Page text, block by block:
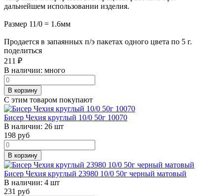
дальнейшем использовании изделия.
Размер 11/0 = 1.6мм
Продается в запаянных п/э пакетах одного цвета по 5 г.
поделиться
211 ₽
В наличии: много
В корзину
С этим товаром покупают
Бисер Чехия круглый 10/0 50г 10070
В наличии: 26 шт
198 руб
В корзину
Бисер Чехия круглый 23980 10/0 50г черный матовый
В наличии: 4 шт
231 руб